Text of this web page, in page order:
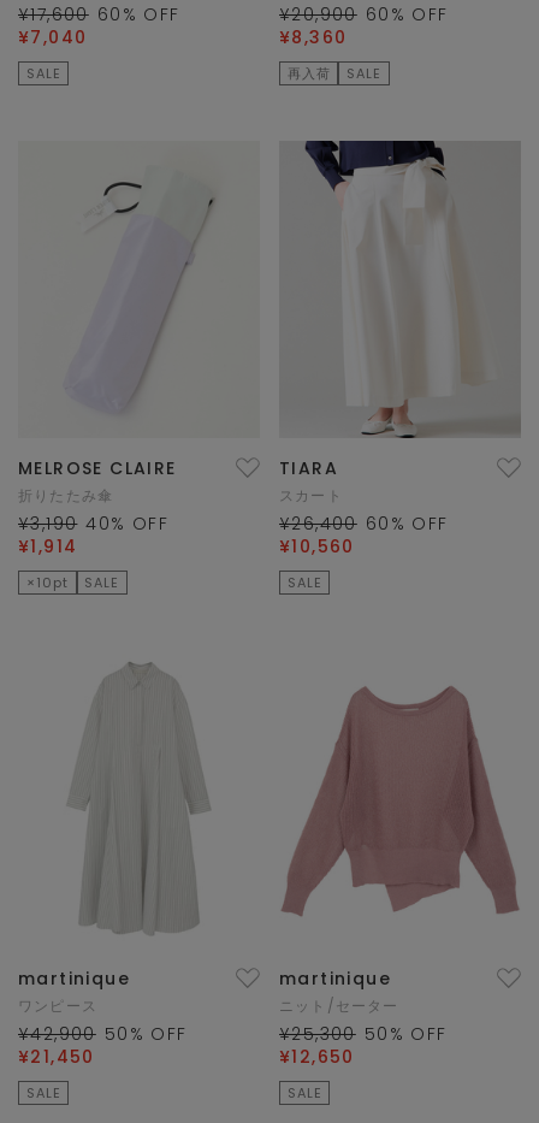
¥17,600 60 % OFF
¥7,040
SALE
¥20,900 60 % OFF
¥8,360
再入荷 SALE
MELROSE CLAIRE
折りたたみ傘
¥3,190 40% OFF
¥1,914
×10pt SALE
TIARA
スカート
¥26,400 60 % OFF
¥10,560
SALE
martinique
ワンピース
¥42,900 50 % OFF
¥21,450
SALE
martinique
ニット/セーター
¥25,300 50 % OFF
¥12,650
SALE